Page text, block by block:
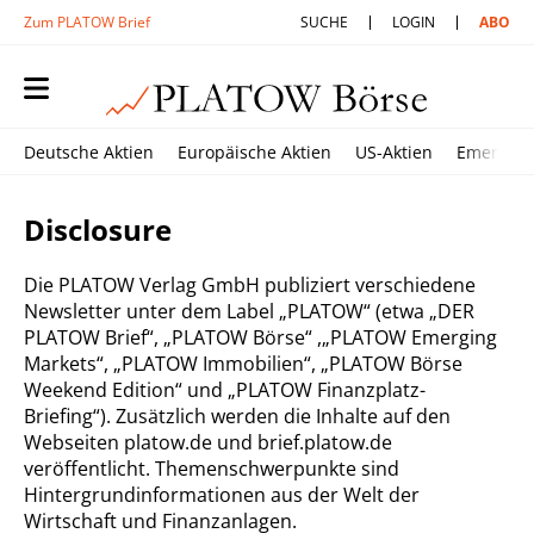
Zum PLATOW Brief SUCHE LOGIN ABO
Deutsche Aktien Europäische Aktien US-Aktien
Disclosure
Die PLATOW Verlag GmbH publiziert verschiedene
Newsletter unter dem Label „PLATOW“ (etwa „DER
PLATOW Brief“, „PLATOW Börse“ ,„PLATOW Emerging
Markets“, „PLATOW Immobilien“, „PLATOW Börse
Weekend Edition“ und „PLATOW Finanzplatz-
Briefing“). Zusätzlich werden die Inhalte auf den
Webseiten platow.de und brief.platow.de
veröffentlicht. Themenschwerpunkte sind
Hintergrundinformationen aus der Welt der
Wirtschaft und Finanzanlagen.